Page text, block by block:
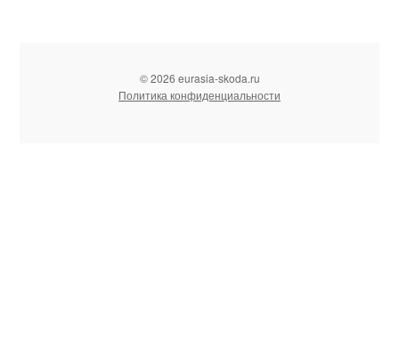
© 2026 eurasia-skoda.ru
Политика конфиденциальности